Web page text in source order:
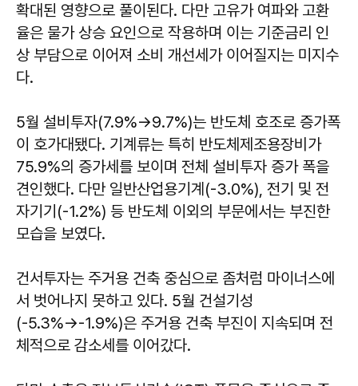
확대된 영향으로 풀이된다. 다만 고유가 여파와 고환
율은 물가 상승 요인으로 작용하며 이는 기준금리 인
상 부담으로 이어져 소비 개선세가 이어질지는 미지수
다.
5월 설비투자(7.9%→9.7%)는 반도체 호조로 증가폭
이 호가대됐다. 기계류는 특히 반도체제조용장비가
75.9%의 증가세를 보이며 전체 설비투자 증가 폭을
견인했다. 다만 일반산업용기계(-3.0%), 전기 및 전
자기기(-1.2%) 등 반도체 이외의 부문에서는 부진한
모습을 보였다.
건서투자는 주거용 건축 중심으로 좀처럼 마이너스에
서 벗어나지 못하고 있다. 5월 건설기성
(-5.3%→-1.9%)은 주거용 건축 부진이 지속되며 전
체적으로 감소세를 이어갔다.